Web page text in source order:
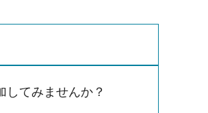
してみませんか？